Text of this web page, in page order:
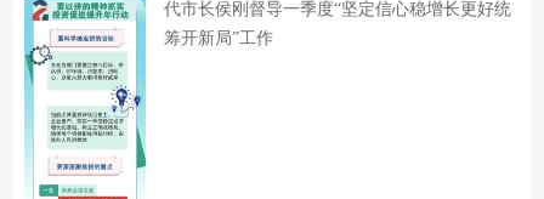
代市长侯刚督导一季度“坚定信心稳增长更好统
筹开新局”工作